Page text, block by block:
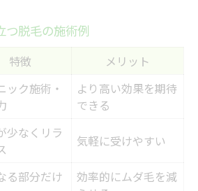
つ脱毛の施術例
特徴 メリット
ック施術・
より高い効果を期待
できる
少なくリラ
気軽に受けやすい
る部分だけ
効率的にムダ毛を減